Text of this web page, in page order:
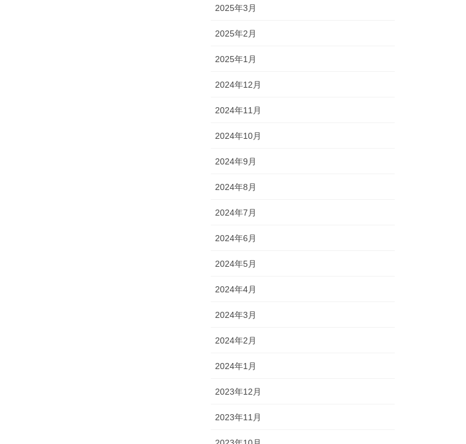
2025年3月
2025年2月
2025年1月
2024年12月
2024年11月
2024年10月
2024年9月
2024年8月
2024年7月
2024年6月
2024年5月
2024年4月
2024年3月
2024年2月
2024年1月
2023年12月
2023年11月